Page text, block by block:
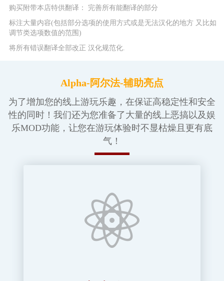
购买附带本店特供翻译： 完善所有能翻译的部分
标注大量内容(包括部分选项的使用方式或是无法汉化的地方 又比如
调节类选项数值的范围)
将所有错误翻译全部改正 汉化规范化.
Alpha-阿尔法-辅助亮点
为了增加您的线上游玩乐趣，在保证高稳定性和安全
性的同时！我们还为您准备了大量的线上恶搞以及娱
乐MOD功能，让您在游玩体验时不显枯燥且更有底
气！